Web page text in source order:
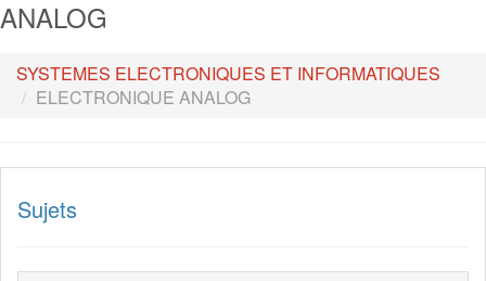
ANALOG
SYSTEMES ELECTRONIQUES ET INFORMATIQUES
ELECTRONIQUE ANALOG
Sujets